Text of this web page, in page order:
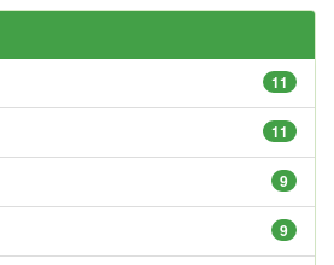
11
11
9
9